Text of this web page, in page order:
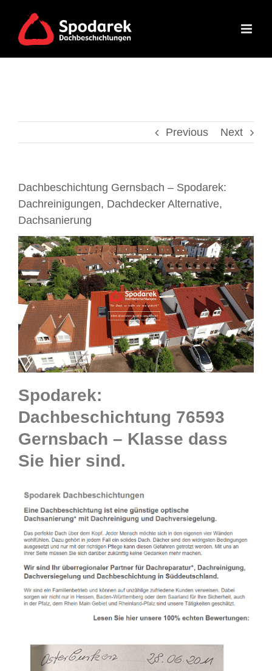
content
Previous Next
Dachbeschichtung Gernsbach – Spodarek:
Dachreinigungen, Dachdecker Alternative,
Dachsanierung
Spodarek:
Dachbeschichtung 76593
Gernsbach – Klasse dass
Sie hier sind.